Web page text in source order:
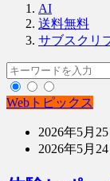
AI
送料無料
サブスクリ
Webトピックス
2026年5月25
2026年5月24